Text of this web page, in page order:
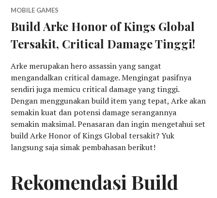
MOBILE GAMES
Build Arke Honor of Kings Global
Tersakit, Critical Damage Tinggi!
Arke merupakan hero assassin yang sangat
mengandalkan critical damage. Mengingat pasifnya
sendiri juga memicu critical damage yang tinggi.
Dengan menggunakan build item yang tepat, Arke akan
semakin kuat dan potensi damage serangannya
semakin maksimal. Penasaran dan ingin mengetahui set
build Arke Honor of Kings Global tersakit? Yuk
langsung saja simak pembahasan berikut!
Rekomendasi Build